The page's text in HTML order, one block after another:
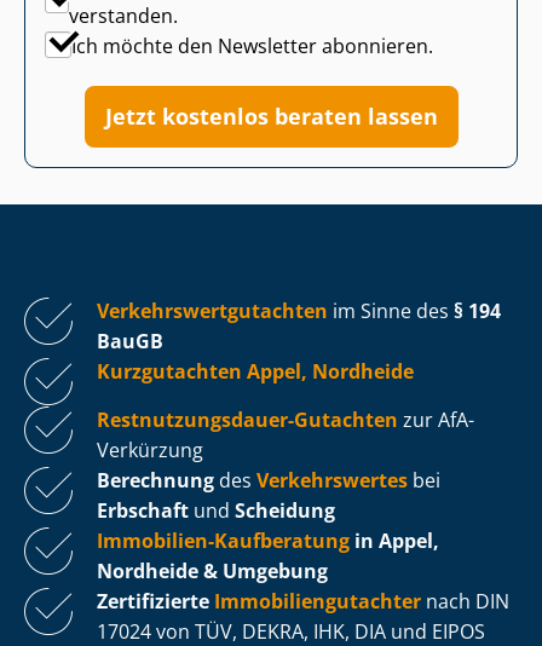
verstanden.
Ich möchte den Newsletter abonnieren.
Jetzt kostenlos beraten lassen
Ver­kehrs­wert­gut­ach­ten im Sinne des § 194
BauGB
Kurzgutachten Appel, Nordheide
Rest­nut­zungs­dau­er-Gutachten zur AfA-
Verkürzung
Berechnung des Verkehrswertes bei
Erbschaft und Scheidung
Immobilien-Kaufberatung in Appel,
Nordheide & Umgebung
Zertifizierte Im­mo­bi­li­en­gut­ach­ter nach DIN
17024 von TÜV, DEKRA, IHK, DIA und EIPOS